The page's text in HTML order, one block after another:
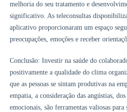
melhoria do seu tratamento e
significativo. As teleconsultas
aplicativo proporcionaram um espaço
preocupações, emoções e receber
Conclusão: Investir na saúde do
positivamente a qualidade do clima
que as pessoas se sintam produtivas na
empatia, a consideração das angústias, dos
emocionais, são ferramentas valiosas para